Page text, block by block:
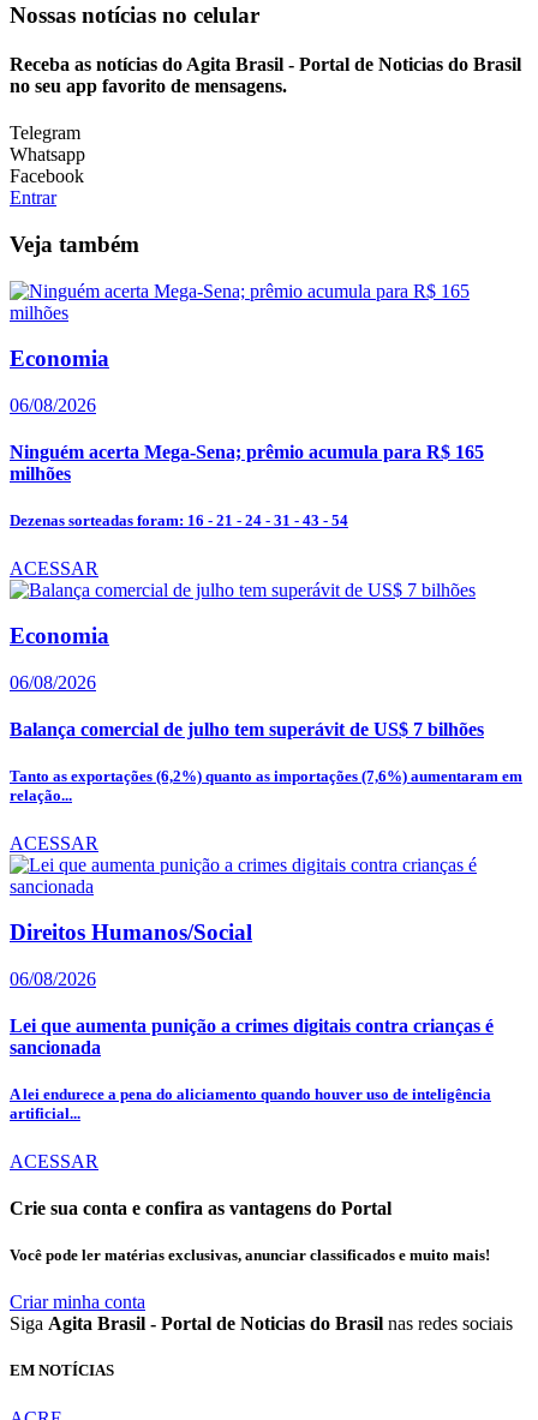
Nossas notícias no celular
Receba as notícias do Agita Brasil - Portal de Noticias do Brasil
no seu app favorito de mensagens.
Telegram
Whatsapp
Facebook
Entrar
Veja também
Economia
06/08/2026
Ninguém acerta Mega-Sena; prêmio acumula para R$ 165
milhões
Dezenas sorteadas foram: 16 - 21 - 24 - 31 - 43 - 54
ACESSAR
Economia
06/08/2026
Balança comercial de julho tem superávit de US$ 7 bilhões
Tanto as exportações (6,2%) quanto as importações (7,6%) aumentaram em
relação...
ACESSAR
Direitos Humanos/Social
06/08/2026
Lei que aumenta punição a crimes digitais contra crianças é
sancionada
A lei endurece a pena do aliciamento quando houver uso de inteligência
artificial...
ACESSAR
Crie sua conta e confira as vantagens do Portal
Você pode ler matérias exclusivas, anunciar classificados e muito mais!
Criar minha conta
Siga Agita Brasil - Portal de Noticias do Brasil nas redes sociais
EM NOTÍCIAS